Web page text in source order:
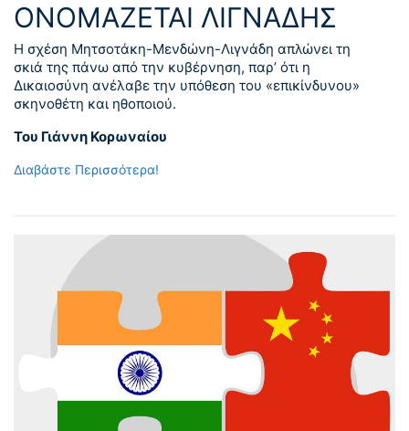
ΟΝΟΜΑΖΕΤΑΙ ΛΙΓΝΑΔΗΣ
Η σχέση Μητσοτάκη-Μενδώνη-Λιγνάδη απλώνει τη
σκιά της πάνω από την κυβέρνηση, παρ’ ότι η
Δικαιοσύνη ανέλαβε την υπόθεση του «επικίνδυνου»
σκηνοθέτη και ηθοποιού.
Του Γιάννη Κορωναίου
Διαβάστε Περισσότερα!